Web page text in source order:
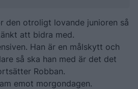
den otroligt lovande junioren så
att bidra med.
Han är en målskytt och
så ska han med är det det
Robban.
emot morgondagen.